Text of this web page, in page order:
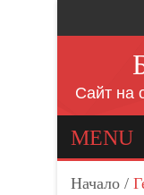
Сайт на
MENU
Начало /